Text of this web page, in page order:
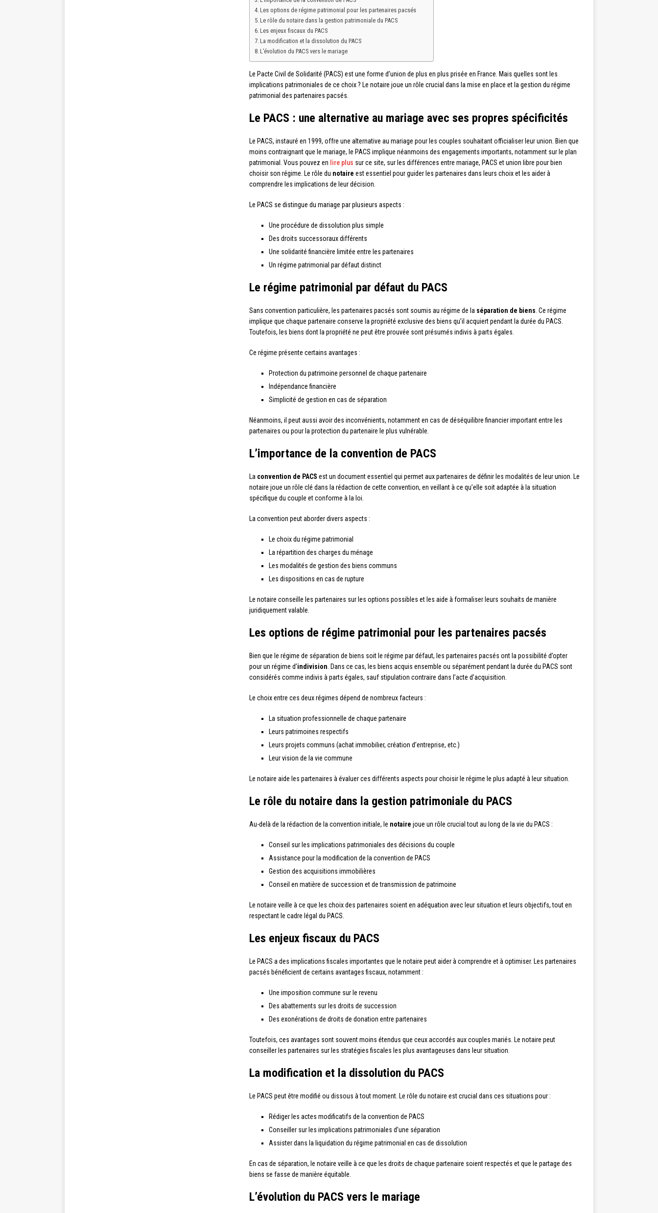
Les options de régime patrimonial pour les partenaires pacsés
Le rôle du notaire dans la gestion patrimoniale du PACS
Les enjeux fiscaux du PACS
La modification et la dissolution du PACS
L’évolution du PACS vers le mariage
Le Pacte Civil de Solidarité (PACS) est une forme d’union de plus en plus prisée en France. Mais quelles sont les
implications patrimoniales de ce choix ? Le notaire joue un rôle crucial dans la mise en place et la gestion du régime
patrimonial des partenaires pacsés.
Le PACS : une alternative au mariage avec ses propres spécificités
Le PACS, instauré en 1999, offre une alternative au mariage pour les couples souhaitant officialiser leur union. Bien que
moins contraignant que le mariage, le PACS implique néanmoins des engagements importants, notamment sur le plan
patrimonial. Vous pouvez en lire plus sur ce site, sur les différences entre mariage, PACS et union libre pour bien
choisir son régime. Le rôle du notaire est essentiel pour guider les partenaires dans leurs choix et les aider à
comprendre les implications de leur décision.
Le PACS se distingue du mariage par plusieurs aspects :
Une procédure de dissolution plus simple
Des droits successoraux différents
Une solidarité financière limitée entre les partenaires
Un régime patrimonial par défaut distinct
Le régime patrimonial par défaut du PACS
Sans convention particulière, les partenaires pacsés sont soumis au régime de la séparation de biens . Ce régime
implique que chaque partenaire conserve la propriété exclusive des biens qu’il acquiert pendant la durée du PACS.
Toutefois, les biens dont la propriété ne peut être prouvée sont présumés indivis à parts égales.
Ce régime présente certains avantages :
Protection du patrimoine personnel de chaque partenaire
Indépendance financière
Simplicité de gestion en cas de séparation
Néanmoins, il peut aussi avoir des inconvénients, notamment en cas de déséquilibre financier important entre les
partenaires ou pour la protection du partenaire le plus vulnérable.
L’importance de la convention de PACS
La convention de PACS est un document essentiel qui permet aux partenaires de définir les modalités de leur union. Le
notaire joue un rôle clé dans la rédaction de cette convention, en veillant à ce qu’elle soit adaptée à la situation
spécifique du couple et conforme à la loi.
La convention peut aborder divers aspects :
Le choix du régime patrimonial
La répartition des charges du ménage
Les modalités de gestion des biens communs
Les dispositions en cas de rupture
Le notaire conseille les partenaires sur les options possibles et les aide à formaliser leurs souhaits de manière
juridiquement valable.
Les options de régime patrimonial pour les partenaires pacsés
Bien que le régime de séparation de biens soit le régime par défaut, les partenaires pacsés ont la possibilité d’opter
pour un régime d’indivision . Dans ce cas, les biens acquis ensemble ou séparément pendant la durée du PACS sont
considérés comme indivis à parts égales, sauf stipulation contraire dans l’acte d’acquisition.
Le choix entre ces deux régimes dépend de nombreux facteurs :
La situation professionnelle de chaque partenaire
Leurs patrimoines respectifs
Leurs projets communs (achat immobilier, création d’entreprise, etc.)
Leur vision de la vie commune
Le notaire aide les partenaires à évaluer ces différents aspects pour choisir le régime le plus adapté à leur situation.
Le rôle du notaire dans la gestion patrimoniale du PACS
Au-delà de la rédaction de la convention initiale, le notaire joue un rôle crucial tout au long de la vie du PACS :
Conseil sur les implications patrimoniales des décisions du couple
Assistance pour la modification de la convention de PACS
Gestion des acquisitions immobilières
Conseil en matière de succession et de transmission de patrimoine
Le notaire veille à ce que les choix des partenaires soient en adéquation avec leur situation et leurs objectifs, tout en
respectant le cadre légal du PACS.
Les enjeux fiscaux du PACS
Le PACS a des implications fiscales importantes que le notaire peut aider à comprendre et à optimiser. Les partenaires
pacsés bénéficient de certains avantages fiscaux, notamment :
Une imposition commune sur le revenu
Des abattements sur les droits de succession
Des exonérations de droits de donation entre partenaires
Toutefois, ces avantages sont souvent moins étendus que ceux accordés aux couples mariés. Le notaire peut
conseiller les partenaires sur les stratégies fiscales les plus avantageuses dans leur situation.
La modification et la dissolution du PACS
Le PACS peut être modifié ou dissous à tout moment. Le rôle du notaire est crucial dans ces situations pour :
Rédiger les actes modificatifs de la convention de PACS
Conseiller sur les implications patrimoniales d’une séparation
Assister dans la liquidation du régime patrimonial en cas de dissolution
En cas de séparation, le notaire veille à ce que les droits de chaque partenaire soient respectés et que le partage des
biens se fasse de manière équitable.
L’évolution du PACS vers le mariage